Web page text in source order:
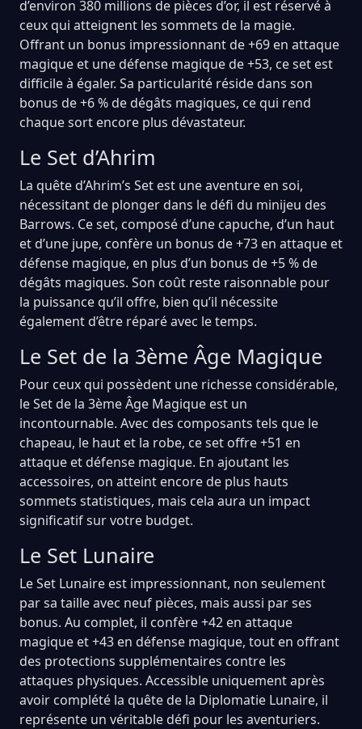
d’environ 380 millions de pièces d’or, il est réservé à
ceux qui atteignent les sommets de la magie.
Offrant un bonus impressionnant de +69 en attaque
magique et une défense magique de +53, ce set est
difficile à égaler. Sa particularité réside dans son
bonus de +6 % de dégâts magiques, ce qui rend
chaque sort encore plus dévastateur.
Le Set d’Ahrim
La quête d’Ahrim’s Set est une aventure en soi,
nécessitant de plonger dans le défi du minijeu des
Barrows. Ce set, composé d’une capuche, d’un haut
et d’une jupe, confère un bonus de +73 en attaque et
défense magique, en plus d’un bonus de +5 % de
dégâts magiques. Son coût reste raisonnable pour
la puissance qu’il offre, bien qu’il nécessite
également d’être réparé avec le temps.
Le Set de la 3ème Âge Magique
Pour ceux qui possèdent une richesse considérable,
le Set de la 3ème Âge Magique est un
incontournable. Avec des composants tels que le
chapeau, le haut et la robe, ce set offre +51 en
attaque et défense magique. En ajoutant les
accessoires, on atteint encore de plus hauts
sommets statistiques, mais cela aura un impact
significatif sur votre budget.
Le Set Lunaire
Le Set Lunaire est impressionnant, non seulement
par sa taille avec neuf pièces, mais aussi par ses
bonus. Au complet, il confère +42 en attaque
magique et +43 en défense magique, tout en offrant
des protections supplémentaires contre les
attaques physiques. Accessible uniquement après
avoir complété la quête de la Diplomatie Lunaire, il
représente un véritable défi pour les aventuriers.